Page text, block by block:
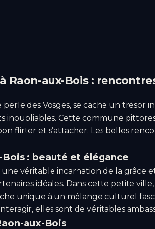
Raon-aux-Bois :
des Vosges, se cache un trésor
inoubliables. Cette commune
flirter et s’attacher. Les belles
: beauté et élégance
véritable incarnation de la grâce
idéales. Dans cette petite
unique à un mélange culturel
elles sont de véritables
aux-Bois